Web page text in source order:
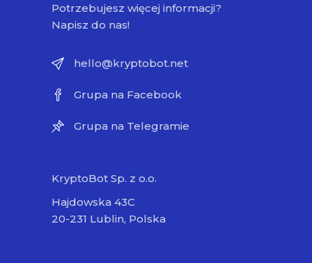
Potrzebujesz więcej informacji?
Napisz do nas!
hello@kryptobot.net
Grupa na Facebook
Grupa na Telegramie
KryptoBot Sp. z o.o.
Hajdowska 43C
20-231 Lublin, Polska